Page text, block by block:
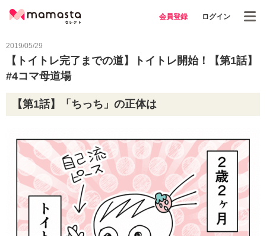
会員登録 ログイン
2019/05/29
【トイトレ完了までの道】トイトレ開始！【第1話】
#4コマ母道場
【第1話】「ちっち」の正体は